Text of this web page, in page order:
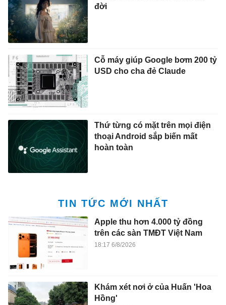
đời
Cỗ máy giúp Google bơm 200 tỷ
USD cho cha đẻ Claude
Thứ từng có mặt trên mọi điện
thoại Android sắp biến mất
hoàn toàn
TIN TỨC MỚI NHẤT
Apple thu hơn 4.000 tỷ đồng
trên các sàn TMĐT Việt Nam
18:17 6/8/2026
Khám xét nơi ở của Huấn 'Hoa
Hồng'